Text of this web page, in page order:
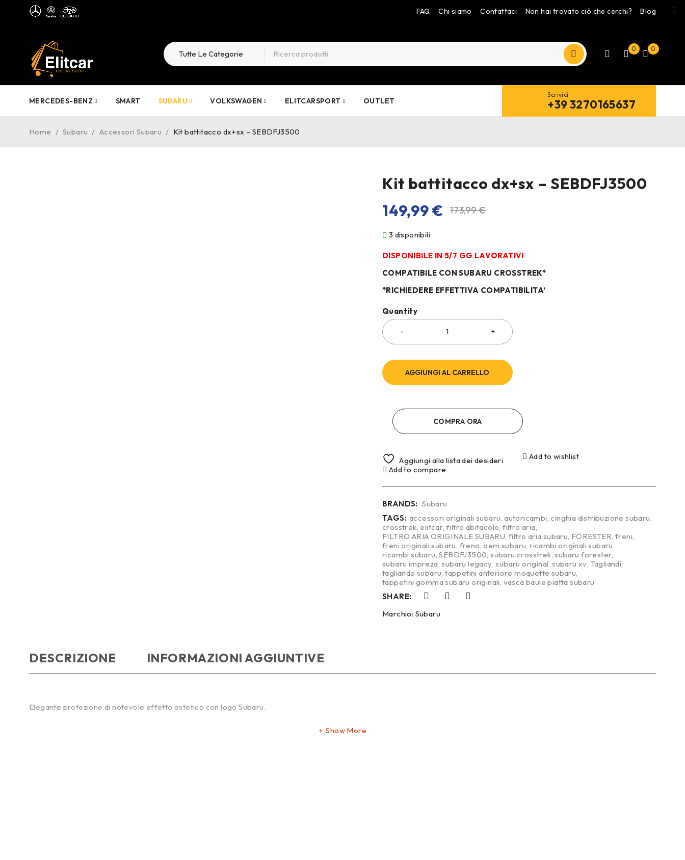
FAQ Chi siamo Contattaci Non hai trovato ciò che cerchi? Blog
0 0
MERCEDES-BENZ SMART SUBARU VOLKSWAGEN ELITCARSPORT OUTLET
Scrivici
+39 3270165637
Home / Subaru / Accessori Subaru / Kit battitacco dx+sx – SEBDFJ3500
Kit battitacco dx+sx – SEBDFJ3500
173,99€
149,99€
3 disponibili
DISPONIBILE IN 5/7 GG LAVORATIVI
COMPATIBILE CON SUBARU CROSSTREK*
*RICHIEDERE EFFETTIVA COMPATIBILITA’
Quantity
AGGIUNGI AL CARRELLO
COMPRA ORA
Aggiungi alla lista dei desideri
Add to wishlist
Add to compare
BRANDS: Subaru
TAGS: accessori originali subaru,autoricambi,cinghia distribuzione subaru,
crosstrek,elitcar,filtro abitacolo,filtro aria,
FILTRO ARIA ORIGINALE SUBARU,filtro aria subaru, FORESTER,freni,
freni originali subaru, freno,oem subaru,ricambi originali subaru,
ricambi subaru,SEBDFJ3500,subaru crosstrek,subaru forester,
subaru impreza,subaru legacy,subaru original,subaru xv, Tagliandi,
tagliando subaru,tappetini anteriore moquette subaru,
tappetini gomma subaru originali, vasca baule piatta subaru
SHARE:
Marchio: Subaru
DESCRIZIONE INFORMAZIONI AGGIUNTIVE
Elegante protezione di notevole effetto estetico con logo Subaru.
Show More